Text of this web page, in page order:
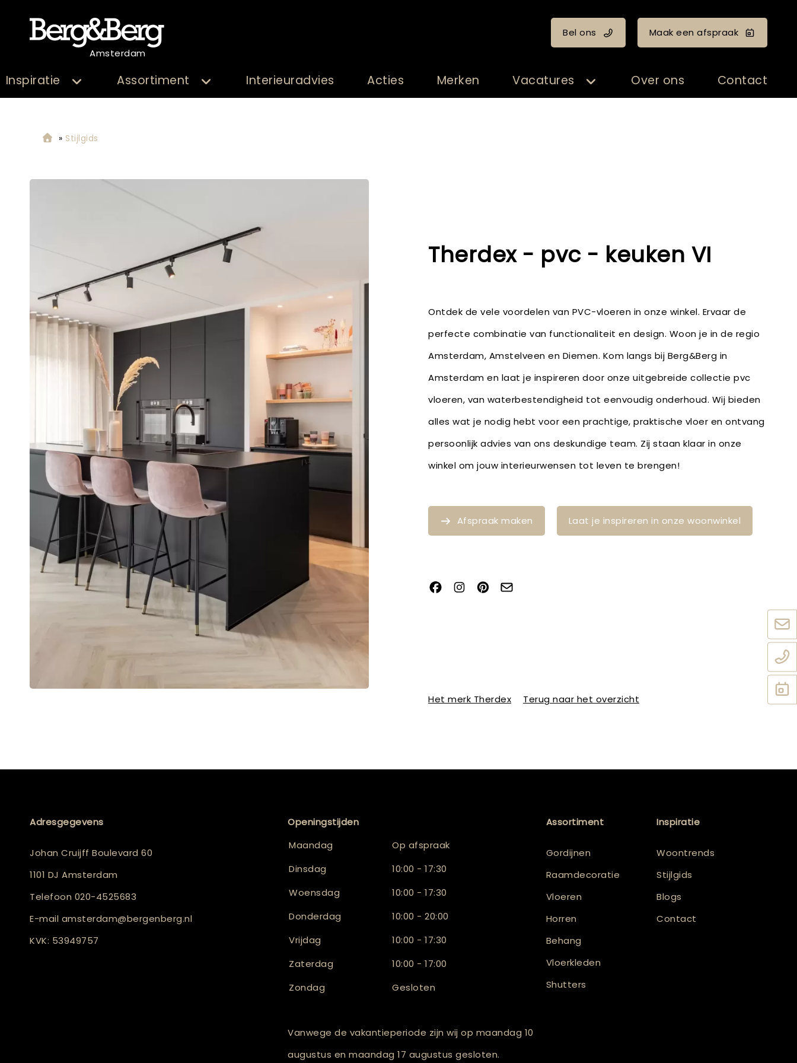
Amsterdam
Bel ons Maak een afspraak
Inspiratie Assortiment Interieuradvies Acties Merken Vacatures Over ons Contact
» Stijlgids
Therdex - pvc - keuken VI
Ontdek de vele voordelen van PVC-vloeren in onze winkel. Ervaar de
perfecte combinatie van functionaliteit en design. Woon je in de regio
Amsterdam, Amstelveen en Diemen. Kom langs bij Berg&Berg in
Amsterdam en laat je inspireren door onze uitgebreide collectie pvc
vloeren, van waterbestendigheid tot eenvoudig onderhoud. Wij bieden
alles wat je nodig hebt voor een prachtige, praktische vloer en ontvang
persoonlijk advies van ons deskundige team. Zij staan klaar in onze
winkel om jouw interieurwensen tot leven te brengen!
Afspraak maken Laat je inspireren in onze woonwinkel
Het merk Therdex Terug naar het overzicht
Adresgegevens
Johan Cruijff Boulevard 60
1101 DJ Amsterdam
Telefoon 020-4525683
E-mail amsterdam@bergenberg.nl
KVK: 53949757
Openingstijden
Maandag
Op afspraak
Dinsdag
10:00 - 17:30
Woensdag
10:00 - 17:30
Donderdag
10:00 - 20:00
Vrijdag
10:00 - 17:30
Zaterdag
10:00 - 17:00
Zondag
Gesloten
Vanwege de vakantieperiode zijn wij op maandag 10
augustus en maandag 17 augustus gesloten.
Assortiment
Gordijnen
Raamdecoratie
Vloeren
Horren
Behang
Vloerkleden
Shutters
Inspiratie
Woontrends
Stijlgids
Blogs
Contact